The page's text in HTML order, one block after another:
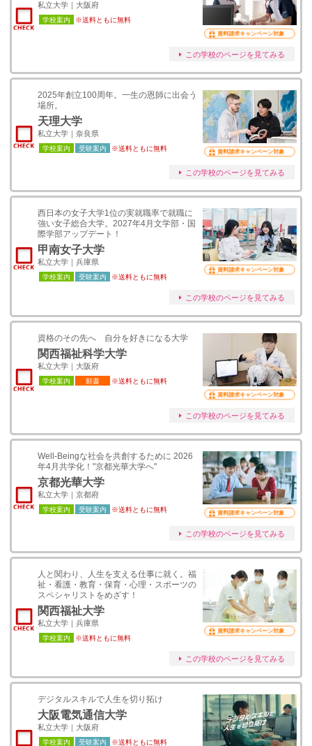
私立大学｜大阪府
学校案内 ※送料ともに無料
資料請求キャンペーン対象
この学校のページを見てみる
2025年創立100周年。一生の恩師に出会う
場所。
天理大学
私立大学｜奈良県
学校案内 受験案内 ※送料ともに無料 資料請求キャンペーン対象
この学校のページを見てみる
西日本の女子大学1位の実就職率で就職に
強い女子総合大学。2027年4月文学部・国
際学部アップデート！
甲南女子大学
私立大学｜兵庫県
学校案内 受験案内 ※送料ともに無料
資料請求キャンペーン対象
この学校のページを見てみる
資格のその先へ 自分を好きになる大学
関西福祉科学大学
私立大学｜大阪府
学校案内 願書 ※送料ともに無料
資料請求キャンペーン対象
この学校のページを見てみる
Well-Beingな社会を共創するために 2026
年4月共学化！"京都光華大学へ"
京都光華大学
私立大学｜京都府
学校案内 受験案内 ※送料ともに無料 資料請求キャンペーン対象
この学校のページを見てみる
人と関わり、人生を支える仕事に就く。福
祉・看護・教育・保育・心理・スポーツの
スペシャリストをめざす！
関西福祉大学
私立大学｜兵庫県
学校案内 ※送料ともに無料
資料請求キャンペーン対象
この学校のページを見てみる
デジタルスキルで人生を切り拓け
大阪電気通信大学
私立大学｜大阪府
学校案内 受験案内 ※送料ともに無料